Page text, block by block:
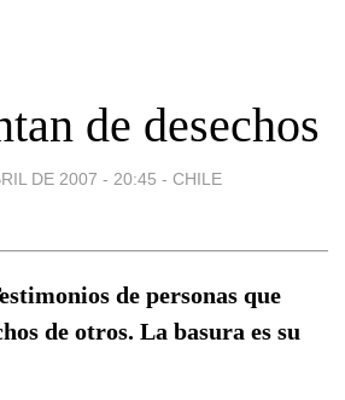
de desechos
DE 2007 - 20:45 - CHILE
de personas que
de otros. La basura es su